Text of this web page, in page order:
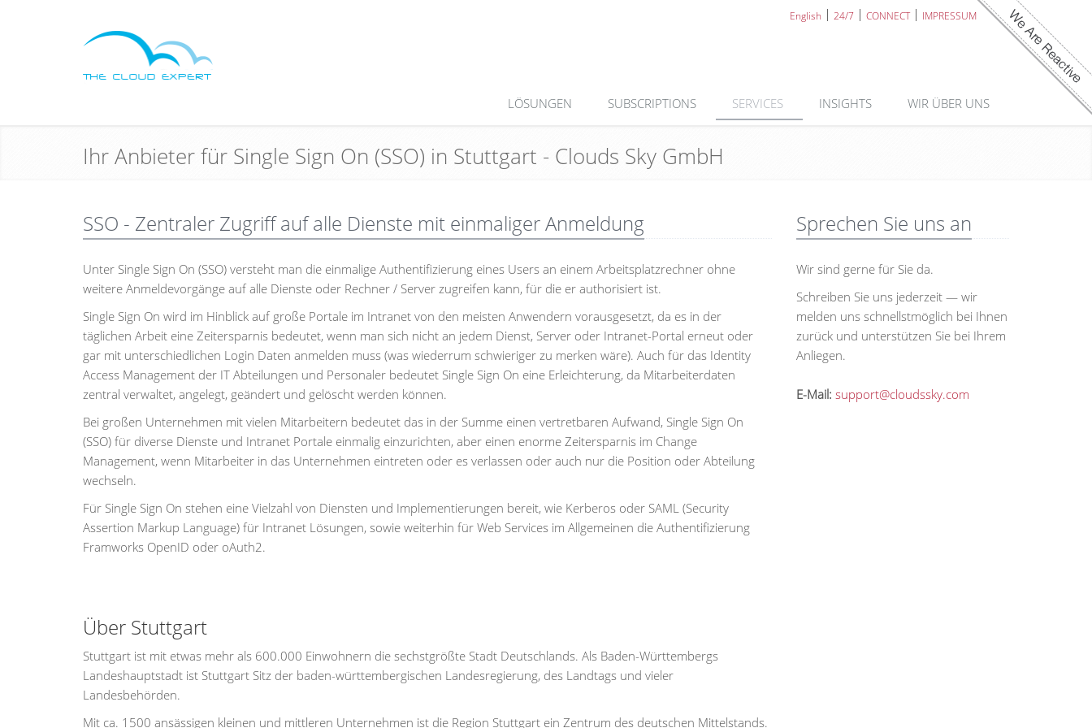
English 24/7 CONNECT IMPRESSUM
LÖSUNGEN SUBSCRIPTIONS SERVICES INSIGHTS WIR ÜBER UNS
Ihr Anbieter für Single Sign On (SSO) in Stuttgart - Clouds Sky GmbH
SSO - Zentraler Zugriff auf alle Dienste mit einmaliger Anmeldung
Unter Single Sign On (SSO) versteht man die einmalige Authentifizierung eines Users an einem Arbeitsplatzrechner ohne
weitere Anmeldevorgänge auf alle Dienste oder Rechner / Server zugreifen kann, für die er authorisiert ist.
Single Sign On wird im Hinblick auf große Portale im Intranet von den meisten Anwendern vorausgesetzt, da es in der
täglichen Arbeit eine Zeitersparnis bedeutet, wenn man sich nicht an jedem Dienst, Server oder Intranet-Portal erneut oder
gar mit unterschiedlichen Login Daten anmelden muss (was wiederrum schwieriger zu merken wäre). Auch für das Identity
Access Management der IT Abteilungen und Personaler bedeutet Single Sign On eine Erleichterung, da Mitarbeiterdaten
zentral verwaltet, angelegt, geändert und gelöscht werden können.
Bei großen Unternehmen mit vielen Mitarbeitern bedeutet das in der Summe einen vertretbaren Aufwand, Single Sign On
(SSO) für diverse Dienste und Intranet Portale einmalig einzurichten, aber einen enorme Zeitersparnis im Change
Management, wenn Mitarbeiter in das Unternehmen eintreten oder es verlassen oder auch nur die Position oder Abteilung
wechseln.
Für Single Sign On stehen eine Vielzahl von Diensten und Implementierungen bereit, wie Kerberos oder SAML (Security
Assertion Markup Language) für Intranet Lösungen, sowie weiterhin für Web Services im Allgemeinen die Authentifizierung
Framworks OpenID oder oAuth2.
Über Stuttgart
Stuttgart ist mit etwas mehr als 600.000 Einwohnern die sechstgrößte Stadt Deutschlands. Als Baden-Württembergs
Landeshauptstadt ist Stuttgart Sitz der baden-württembergischen Landesregierung, des Landtags und vieler
Landesbehörden.
Mit ca. 1500 ansässigen kleinen und mittleren Unternehmen ist die Region Stuttgart ein Zentrum des deutschen Mittelstands.
Sprechen Sie uns an
Wir sind gerne für Sie da.
Schreiben Sie uns jederzeit — wir
melden uns schnellstmöglich bei Ihnen
zurück und unterstützen Sie bei Ihrem
Anliegen.
E-Mail: support@cloudssky.com